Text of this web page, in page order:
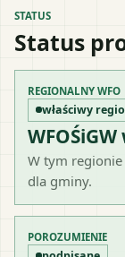
STATUS
Status
REGIONALNY WFO
właściwy
W tym regionie
dla gminy.
POROZUMIENIE